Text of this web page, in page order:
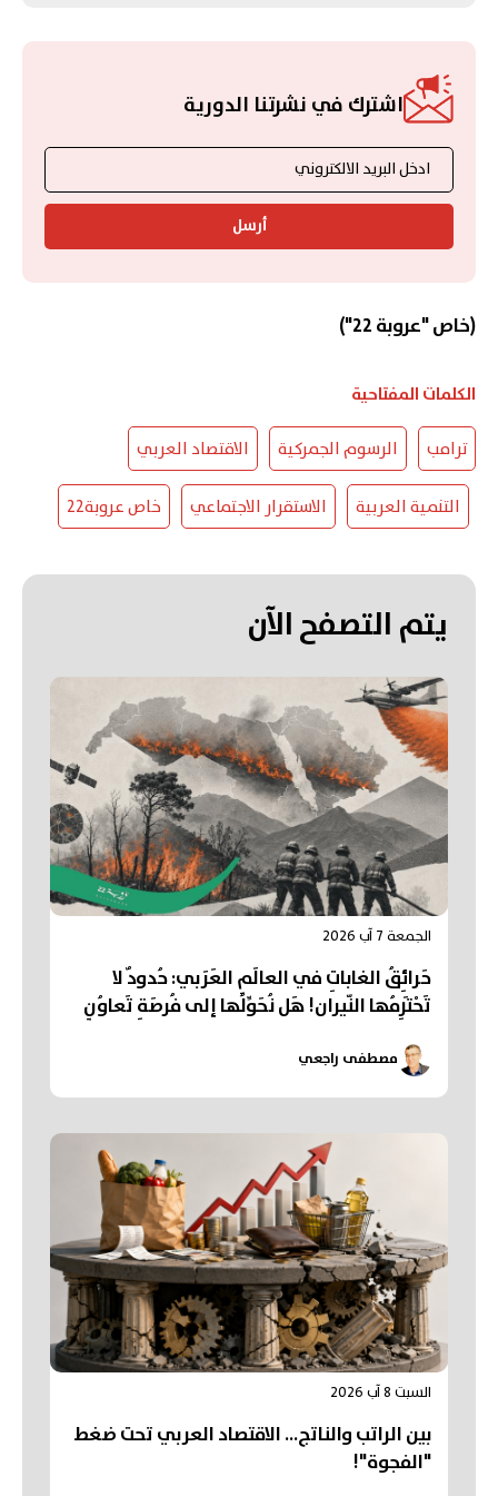
اشترك في نشرتنا الدورية
أرسل
(خاص "عروبة 22")
الكلمات المفتاحية
ترامب الرسوم الجمركية الاقتصاد العربي
التنمية العربية الاستقرار الاجتماعي خاص عروبة22
يتم التصفح الآن
الجمعة 7 آب 2026
حَرائِقُ الغاباتِ في العالَمِ العَرَبي: حُدودٌ لا
تَحْتَرِمُها النّيران! هَل نُحَوِّلُها إلى فُرصَةِ تَعاوُنٍ
مصطفى راجعي
السبت 8 آب 2026
بين الراتب والناتج… الاقتصاد العربي تحت ضغط
"الفجوة"!